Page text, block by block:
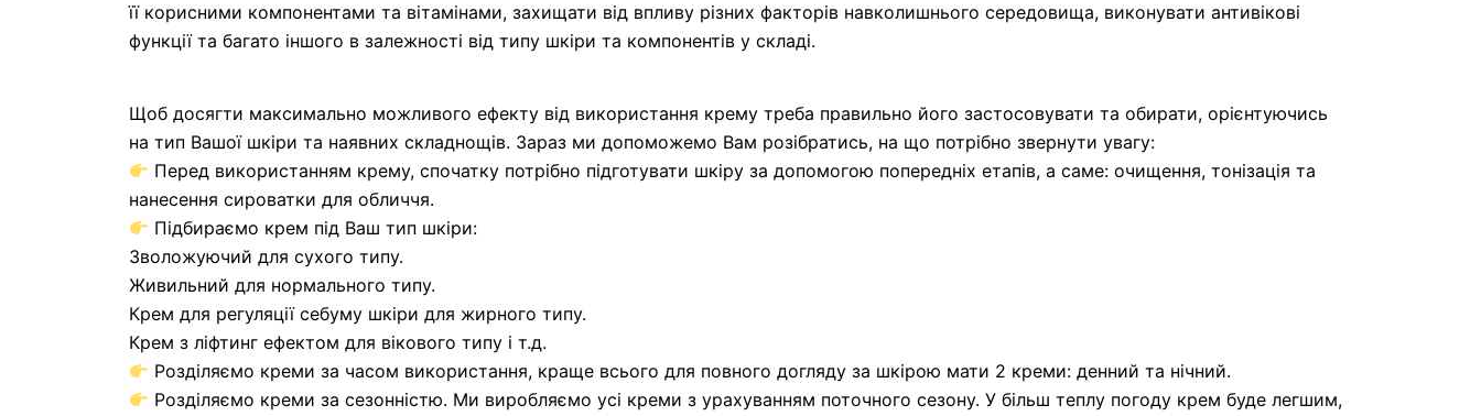
її корисними компонентами та вітамінами, захищати від впливу різних факторів навколишнього середовища, виконувати антивікові
функції та багато іншого в залежності від типу шкіри та компонентів у складі.
Щоб досягти максимально можливого ефекту від використання крему треба правильно його застосовувати та обирати, орієнтуючись
на тип Вашої шкіри та наявних складнощів. Зараз ми допоможемо Вам розібратись, на що потрібно звернути увагу:
Перед використанням крему, спочатку потрібно підготувати шкіру за допомогою попередніх етапів, а саме: очищення, тонізація та
нанесення сироватки для обличчя.
Підбираємо крем під Ваш тип шкіри:
Зволожуючий для сухого типу.
Живильний для нормального типу.
Крем для регуляції себуму шкіри для жирного типу.
Крем з ліфтинг ефектом для вікового типу і т.д.
Розділяємо креми за часом використання, краще всього для повного догляду за шкірою мати 2 креми: денний та нічний.
Розділяємо креми за сезонністю. Ми виробляємо усі креми з урахуванням поточного сезону. У більш теплу погоду крем буде легшим,